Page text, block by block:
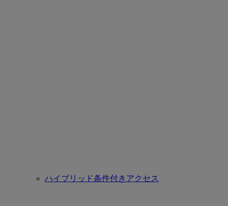
ハイブリッド条件付きアクセス